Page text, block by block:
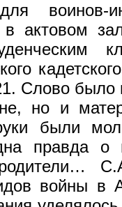
воинов-
актовом
Слово было
но и
были
правда о
войны в